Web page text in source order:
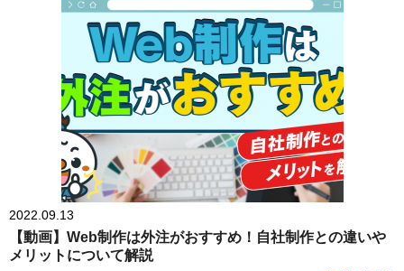
2022.09.13
【動画】Web制作は外注がおすすめ！自社制作との違いや
メリットについて解説